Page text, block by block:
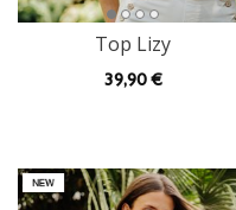
Top Lizy
39,90 €